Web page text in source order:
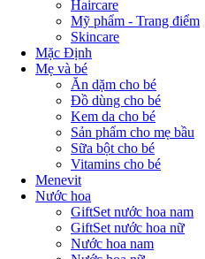
Haircare
Mỹ phẩm - Trang điểm
Skincare
Mặc Định
Mẹ và bé
Ăn dặm cho bé
Đồ dùng cho bé
Kem da cho bé
Sản phẩm cho mẹ bầu
Sữa bột cho bé
Vitamins cho bé
Menevit
Nước hoa
GiftSet nước hoa nam
GiftSet nước hoa nữ
Nước hoa nam